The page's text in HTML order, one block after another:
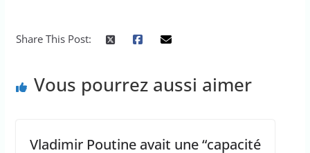
Share This Post:
Vous pourrez aussi aimer
Vladimir Poutine avait une “capacité